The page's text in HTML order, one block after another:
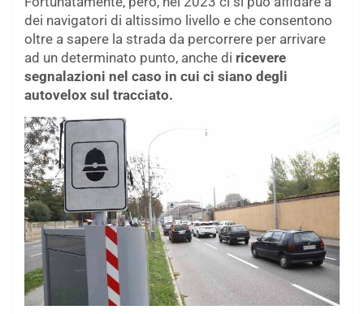
dei navigatori di altissimo livello e che consentono
oltre a sapere la strada da percorrere per arrivare
ad un determinato punto, anche di ricevere
segnalazioni nel caso in cui ci siano degli
autovelox sul tracciato.